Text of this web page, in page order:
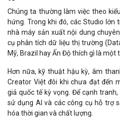
Chúng ta thường làm việc theo
hứng. Trong khi đó, các Studio
nhà máy sản xuất nội dung
cụ phân tích dữ liệu thị trường
Mỹ, Brazil hay Ấn Độ thích gì là một
Hơn nữa, kỹ thuật hậu kỳ, âm
Creator Việt đôi khi chưa đạt đến
giả quốc tế kỳ vọng. Để cạnh
sử dụng AI và các công cụ hỗ trợ
hóa thời gian và chất lượng.